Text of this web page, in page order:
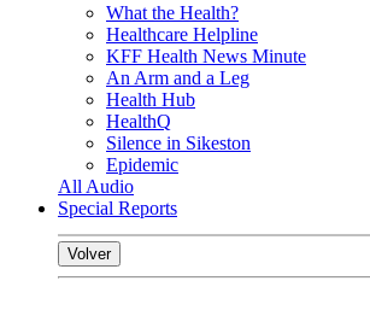
What the Health?
Healthcare Helpline
KFF Health News Minute
An Arm and a Leg
Health Hub
HealthQ
Silence in Sikeston
Epidemic
All Audio
Special Reports
Volver